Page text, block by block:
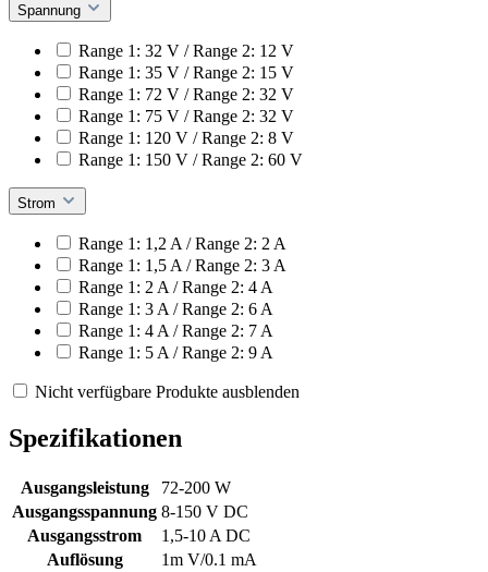
Spannung
Range 1: 32 V / Range 2: 12 V
Range 1: 35 V / Range 2: 15 V
Range 1: 72 V / Range 2: 32 V
Range 1: 75 V / Range 2: 32 V
Range 1: 120 V / Range 2: 8 V
Range 1: 150 V / Range 2: 60 V
Strom
Range 1: 1,2 A / Range 2: 2 A
Range 1: 1,5 A / Range 2: 3 A
Range 1: 2 A / Range 2: 4 A
Range 1: 3 A / Range 2: 6 A
Range 1: 4 A / Range 2: 7 A
Range 1: 5 A / Range 2: 9 A
Nicht verfügbare Produkte ausblenden
Spezifikationen
Ausgangsleistung
72-200 W
Ausgangsspannung 8-150 V DC
Ausgangsstrom
1,5-10 A DC
Auflösung
1m V/0.1 mA